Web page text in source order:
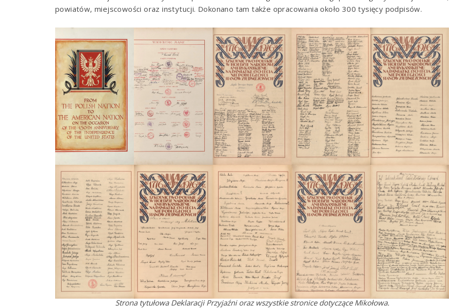
powiatów, miejscowości oraz instytucji. Dokonano tam także opracowania około 300 tysięcy podpisów.
Strona tytułowa Deklaracji Przyjaźni oraz wszystkie stronice dotyczące Mikołowa.